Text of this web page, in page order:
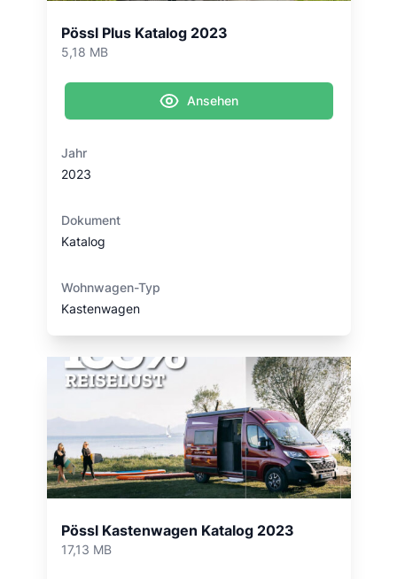
Pössl Plus Katalog 2023
5,18 MB
Ansehen
Jahr
2023
Dokument
Katalog
Wohnwagen-Typ
Kastenwagen
Pössl Kastenwagen Katalog 2023
17,13 MB